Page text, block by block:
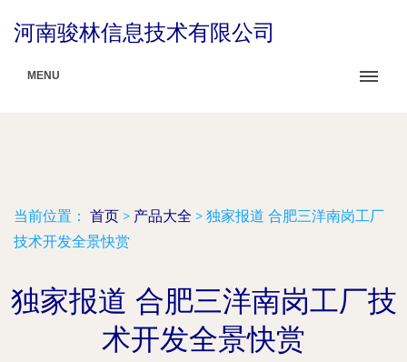
河南骏林信息技术有限公司
MENU
当前位置： 首页 > 产品大全 > 独家报道 合肥三洋南岗工厂
技术开发全景快赏
独家报道 合肥三洋南岗工厂技
术开发全景快赏